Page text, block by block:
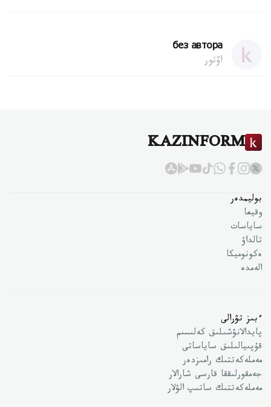
без автора
اۆتور
KAZINFORM
بوليمدەر
وقيعا
ساياسات
تالداۋ
ەكونوميكا
الەمدە
ءبىز تۋرالى
پايدالانۋشىلىق كەلىسىم
قۇپىيالىلىق ساياساتى
مەملەكەتتىك رامىزدەر
جەمقورلىققا قارسى شارالار
مەملەكەتتىك ساتىپ الۋلار